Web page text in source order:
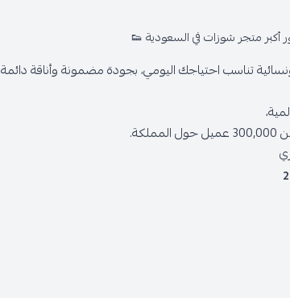
متجر شوزات في السعودية 👟
تناسب احتياجك اليومي، بجودة مضمونة وأناقة دائمة